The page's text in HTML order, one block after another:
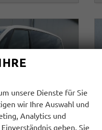
unsere Dienste für Sie
wir Ihre Auswahl und
Analytics und
geben. Sie